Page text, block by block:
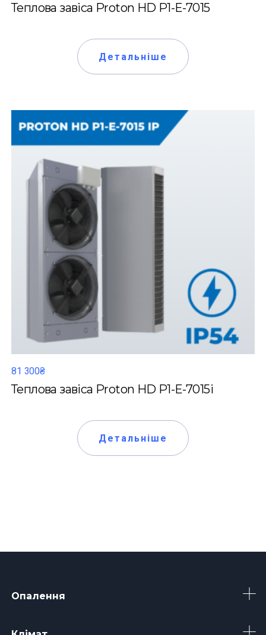
Теплова завіса Proton HD P1-Е-7015
Детальніше
81 300₴
Теплова завіса Proton HD P1-Е-7015i
Детальніше
Опалення